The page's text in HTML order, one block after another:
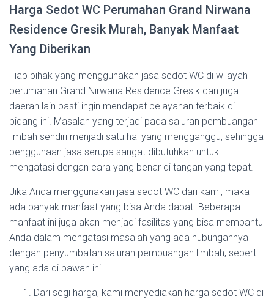
Harga Sedot WC Perumahan Grand Nirwana
Residence Gresik Murah, Banyak Manfaat
Yang Diberikan
Tiap pihak yang menggunakan jasa sedot WC di wilayah
perumahan Grand Nirwana Residence Gresik dan juga
daerah lain pasti ingin mendapat pelayanan terbaik di
bidang ini. Masalah yang terjadi pada saluran pembuangan
limbah sendiri menjadi satu hal yang mengganggu, sehingga
penggunaan jasa serupa sangat dibutuhkan untuk
mengatasi dengan cara yang benar di tangan yang tepat.
Jika Anda menggunakan jasa sedot WC dari kami, maka
ada banyak manfaat yang bisa Anda dapat. Beberapa
manfaat ini juga akan menjadi fasilitas yang bisa membantu
Anda dalam mengatasi masalah yang ada hubungannya
dengan penyumbatan saluran pembuangan limbah, seperti
yang ada di bawah ini.
Dari segi harga, kami menyediakan harga sedot WC di